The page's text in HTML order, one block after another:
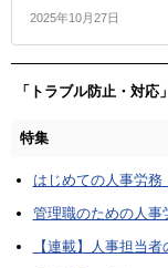
2025年10月27日
「トラブル防止・対
特集
はじめての人事労務
管理職のための人事
【連載】人事担当